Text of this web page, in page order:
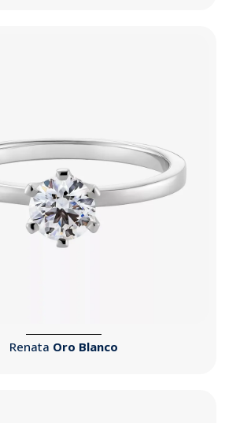
Renata Oro Blanco